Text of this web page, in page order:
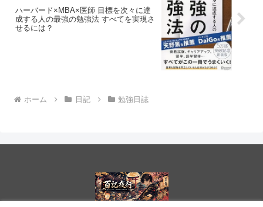
ハーバード×MBA×医師 目標を次々に達
成する人の最強の勉強法 すべてを実現さ
せるには？
ホーム 日記 勉強日誌